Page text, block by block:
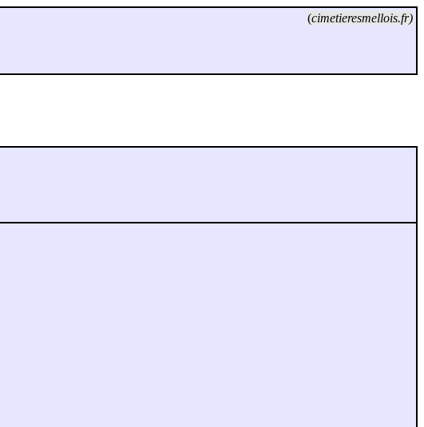
(cimetieresmellois.fr)